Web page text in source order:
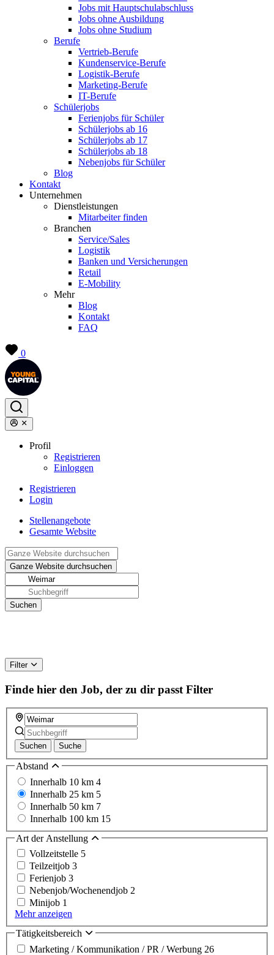
Jobs mit Hauptschulabschluss
Jobs ohne Ausbildung
Jobs ohne Studium
Berufe
Vertrieb-Berufe
Kundenservice-Berufe
Logistik-Berufe
Marketing-Berufe
IT-Berufe
Schülerjobs
Ferienjobs für Schüler
Schülerjobs ab 16
Schülerjobs ab 17
Schülerjobs ab 18
Nebenjobs für Schüler
Blog
Kontakt
Unternehmen
Dienstleistungen
Mitarbeiter finden
Branchen
Service/Sales
Logistik
Banken und Versicherungen
Retail
E-Mobility
Mehr
Blog
Kontakt
FAQ
0
Profil
Registrieren
Einloggen
Registrieren
Login
Stellenangebote
Gesamte Website
Filter
Finde hier den Job, der zu dir passt Filter
Suchen Suche
Abstand
Innerhalb 10 km 4
Innerhalb 25 km 5
Innerhalb 50 km 7
Innerhalb 100 km 15
Art der Anstellung
Vollzeitstelle 5
Teilzeitjob 3
Ferienjob 3
Nebenjob/Wochenendjob 2
Minijob 1
Mehr anzeigen
Tätigkeitsbereich
Marketing / Kommunikation / PR / Werbung 26